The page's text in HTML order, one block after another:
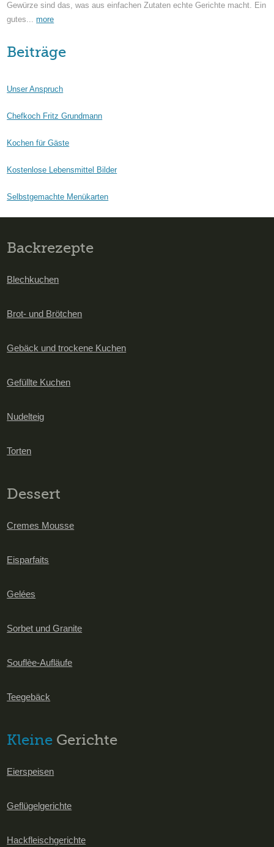
Gewürze sind das, was aus einfachen Zutaten echte Gerichte macht. Ein
gutes...more
Beiträge
Unser Anspruch
Chefkoch Fritz Grundmann
Kochen für Gäste
Kostenlose Lebensmittel Bilder
Selbstgemachte Menükarten
Backrezepte
Blechkuchen
Brot- und Brötchen
Gebäck und trockene Kuchen
Gefüllte Kuchen
Nudelteig
Torten
Dessert
Cremes Mousse
Eisparfaits
Gelées
Sorbet und Granite
Souflèe-Aufläufe
Teegebäck
Kleine Gerichte
Eierspeisen
Geflügelgerichte
Hackfleischgerichte